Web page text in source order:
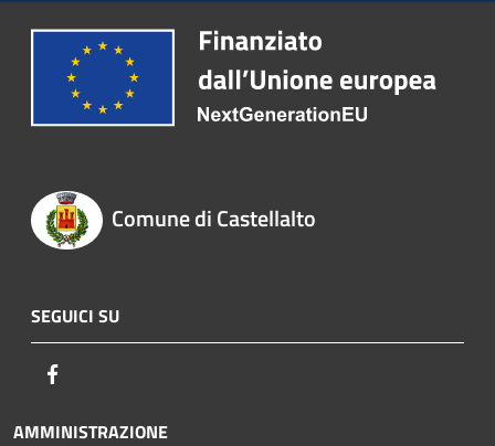
Comune di Castellalto
SEGUICI SU
AMMINISTRAZIONE